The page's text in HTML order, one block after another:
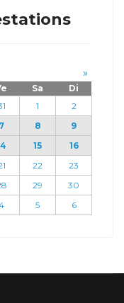
»
Sa
Di
1
2
7 8
9
15
16
22
23
29
30
5 6